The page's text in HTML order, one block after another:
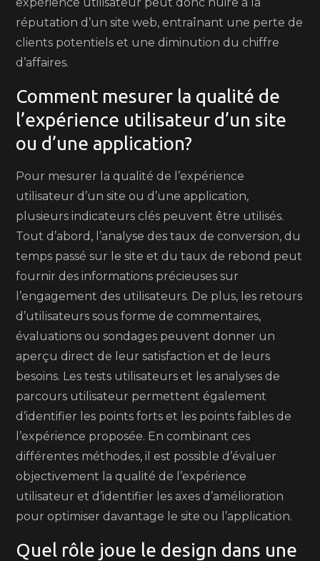
réputation d’un site web, entraînant une perte de
clients potentiels et une diminution du chiffre
d’affaires.
Comment mesurer la qualité de
l’expérience utilisateur d’un site
ou d’une application?
Pour mesurer la qualité de l’expérience
utilisateur d’un site ou d’une application,
plusieurs indicateurs clés peuvent être utilisés.
Tout d’abord, l’analyse des taux de conversion, du
temps passé sur le site et du taux de rebond peut
fournir des informations précieuses sur
l’engagement des utilisateurs. De plus, les retours
d’utilisateurs sous forme de commentaires,
évaluations ou sondages peuvent donner un
aperçu direct de leur satisfaction et de leurs
besoins. Les tests utilisateurs et les analyses de
parcours utilisateur permettent également
d’identifier les points forts et les points faibles de
l’expérience proposée. En combinant ces
différentes méthodes, il est possible d’évaluer
objectivement la qualité de l’expérience
utilisateur et d’identifier les axes d’amélioration
pour optimiser davantage le site ou l’application.
Quel rôle joue le design dans une